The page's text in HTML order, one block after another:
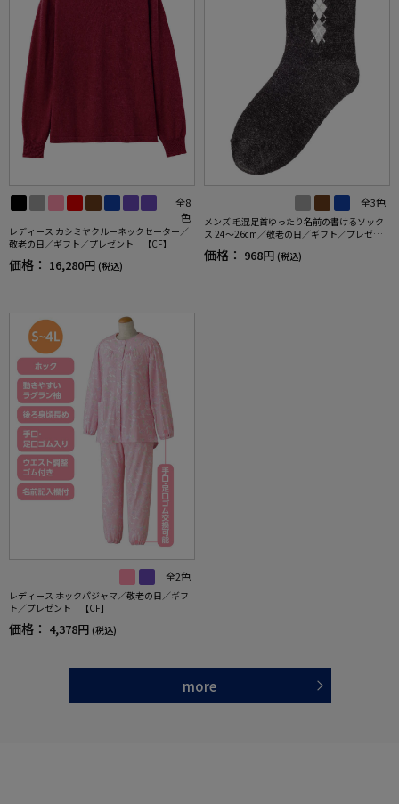
全8
色
レディース カシミヤクルーネックセーター／
敬老の日／ギフト／プレゼント 【CF】
価格： 16,280円 (税込)
全3色
メンズ 毛混足首ゆったり名前の書けるソック
ス 24～26cm／敬老の日／ギフト／プレゼン
ト 【CF】
価格： 968円 (税込)
全2色
レディース ホックパジャマ／敬老の日／ギフ
ト／プレゼント 【CF】
価格： 4,378円 (税込)
more